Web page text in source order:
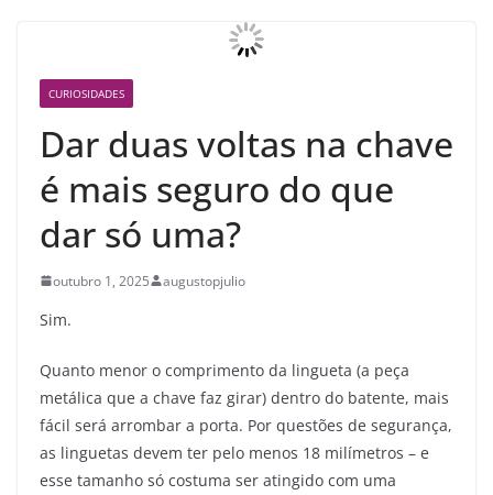
CURIOSIDADES
Dar duas voltas na chave
é mais seguro do que
dar só uma?
outubro 1, 2025 augustopjulio
Sim.
Quanto menor o comprimento da lingueta (a peça
metálica que a chave faz girar) dentro do batente, mais
fácil será arrombar a porta. Por questões de segurança,
as linguetas devem ter pelo menos 18 milímetros – e
esse tamanho só costuma ser atingido com uma